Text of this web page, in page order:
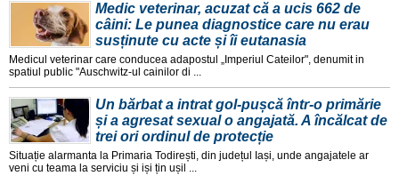
Medic veterinar, acuzat că a ucis 662 de
câini: Le punea diagnostice care nu erau
susținute cu acte și îi eutanasia
Medicul veterinar care conducea adapostul „Imperiul Cateilor", denumit in
spatiul public "Auschwitz-ul cainilor di ...
Un bărbat a intrat gol-pușcă într-o primărie
și a agresat sexual o angajată. A încălcat de
trei ori ordinul de protecție
Situație alarmanta la Primaria Todirești, din județul Iași, unde angajatele ar
veni cu teama la serviciu și iși țin ușil ...